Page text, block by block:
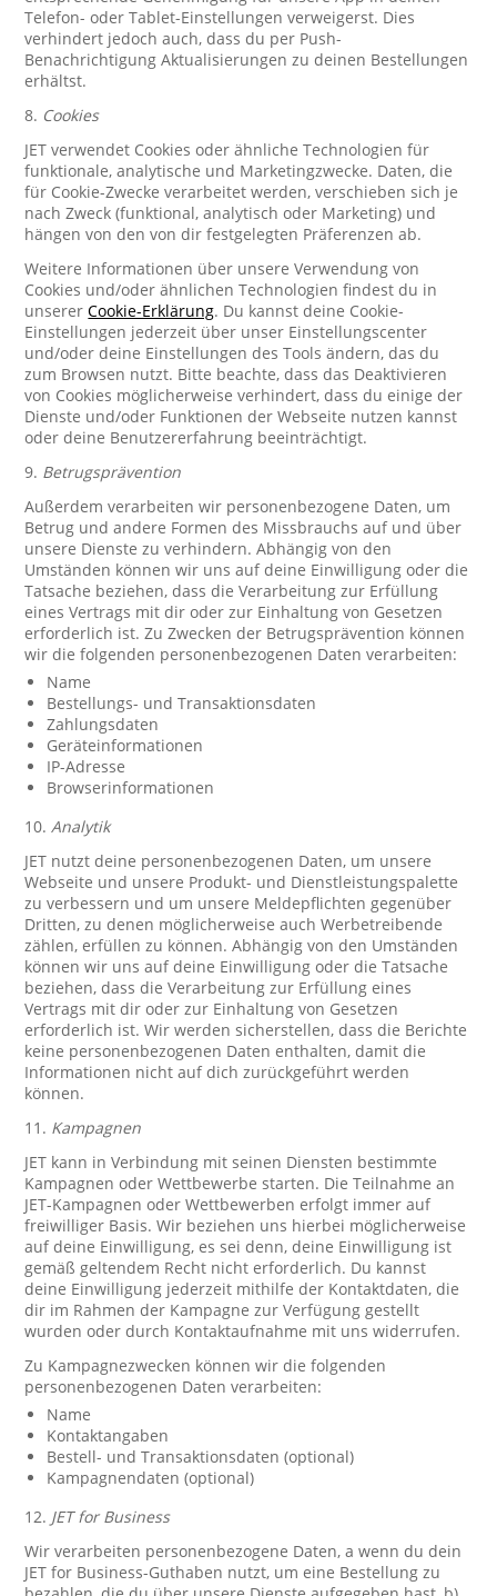
Telefon- oder Tablet-Einstellungen verweigerst. Dies
verhindert jedoch auch, dass du per Push-
Benachrichtigung Aktualisierungen zu deinen Bestellungen
erhältst.
8. Cookies
JET verwendet Cookies oder ähnliche Technologien für
funktionale, analytische und Marketingzwecke. Daten, die
für Cookie-Zwecke verarbeitet werden, verschieben sich je
nach Zweck (funktional, analytisch oder Marketing) und
hängen von den von dir festgelegten Präferenzen ab.
Weitere Informationen über unsere Verwendung von
Cookies und/oder ähnlichen Technologien findest du in
unsererCookie-Erklärung. Du kannst deine Cookie-
Einstellungen jederzeit über unser Einstellungscenter
und/oder deine Einstellungen des Tools ändern, das du
zum Browsen nutzt. Bitte beachte, dass das Deaktivieren
von Cookies möglicherweise verhindert, dass du einige der
Dienste und/oder Funktionen der Webseite nutzen kannst
oder deine Benutzererfahrung beeinträchtigt.
9. Betrugsprävention
Außerdem verarbeiten wir personenbezogene Daten, um
Betrug und andere Formen des Missbrauchs auf und über
unsere Dienste zu verhindern. Abhängig von den
Umständen können wir uns auf deine Einwilligung oder die
Tatsache beziehen, dass die Verarbeitung zur Erfüllung
eines Vertrags mit dir oder zur Einhaltung von Gesetzen
erforderlich ist. Zu Zwecken der Betrugsprävention können
wir die folgenden personenbezogenen Daten verarbeiten:
Name
Bestellungs- und Transaktionsdaten
Zahlungsdaten
Geräteinformationen
IP-Adresse
Browserinformationen
10.Analytik
JET nutzt deine personenbezogenen Daten, um unsere
Webseite und unsere Produkt- und Dienstleistungspalette
zu verbessern und um unsere Meldepflichten gegenüber
Dritten, zu denen möglicherweise auch Werbetreibende
zählen, erfüllen zu können. Abhängig von den Umständen
können wir uns auf deine Einwilligung oder die Tatsache
beziehen, dass die Verarbeitung zur Erfüllung eines
Vertrags mit dir oder zur Einhaltung von Gesetzen
erforderlich ist. Wir werden sicherstellen, dass die Berichte
keine personenbezogenen Daten enthalten, damit die
Informationen nicht auf dich zurückgeführt werden
können.
11. Kampagnen
JET kann in Verbindung mit seinen Diensten bestimmte
Kampagnen oder Wettbewerbe starten. Die Teilnahme an
JET-Kampagnen oder Wettbewerben erfolgt immer auf
freiwilliger Basis. Wir beziehen uns hierbei möglicherweise
auf deine Einwilligung, es sei denn, deine Einwilligung ist
gemäß geltendem Recht nicht erforderlich. Du kannst
deine Einwilligung jederzeit mithilfe der Kontaktdaten, die
dir im Rahmen der Kampagne zur Verfügung gestellt
wurden oder durch Kontaktaufnahme mit uns widerrufen.
Zu Kampagnezwecken können wir die folgenden
personenbezogenen Daten verarbeiten:
Name
Kontaktangaben
Bestell- und Transaktionsdaten (optional)
Kampagnendaten (optional)
12. JET for Business
Wir verarbeiten personenbezogene Daten, a wenn du dein
JET for Business-Guthaben nutzt, um eine Bestellung zu